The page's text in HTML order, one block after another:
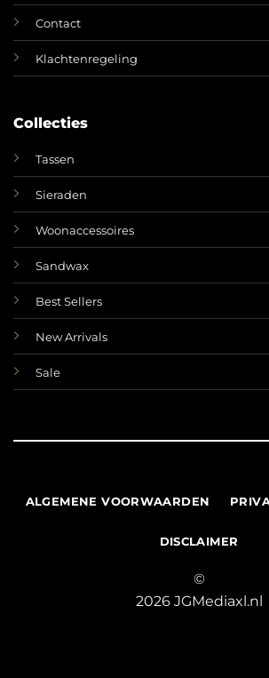
Contact
Klachtenregeling
Collecties
Tassen
Sieraden
Woonaccessoires
Sandwax
Best Sellers
New Arrivals
Sale
ALGEMENE VOORWAARDEN
DISCLAIMER
©
2026 JGMediaxl.nl